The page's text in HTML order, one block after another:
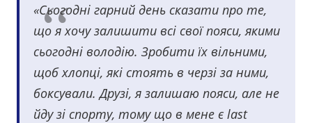
«Сьогодні гарний день сказати про те,
що я хочу залишити всі свої пояси, якими
сьогодні володію. Зробити їх вільними,
щоб хлопці, які стоять в черзі за ними,
боксували. Друзі, я залишаю пояси, але не
йду зі спорту, тому що в мене є last